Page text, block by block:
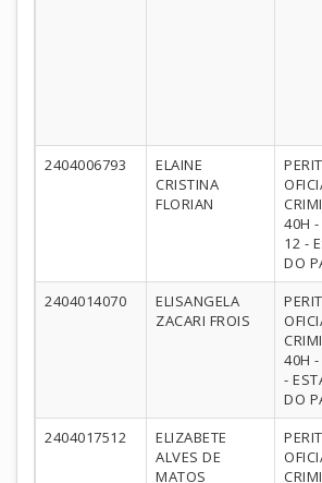
2404006793
ELAINE
CRISTINA
FLORIAN
40H -
12 -
DO
2404014070
ELISANGELA
ZACARI FROIS
40H -
-
DO
2404017512
ELIZABETE
ALVES DE
MATOS